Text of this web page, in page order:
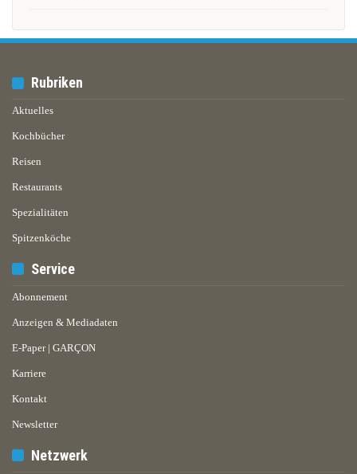
Rubriken
Aktuelles
Kochbücher
Reisen
Restaurants
Spezialitäten
Spitzenköche
Service
Abonnement
Anzeigen & Mediadaten
E-Paper | GARÇON
Karriere
Kontakt
Newsletter
Netzwerk